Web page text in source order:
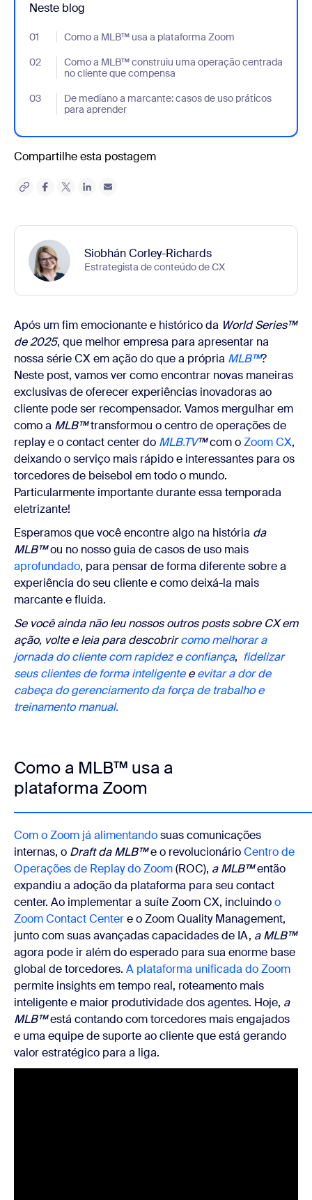
Neste blog
01 Como a MLB™ usa a plataforma Zoom
- Jumplink to Como a MLB™ usa a plataforma Zoom
02
Como a MLB™ construiu uma operação centrada
no cliente que compensa
- Jumplink to Como a MLB™ construiu uma operação centrada
03
De mediano a marcante: casos de uso práticos
para aprender
- Jumplink to De mediano a marcante: casos de uso práticos
Compartilhe esta postagem
Siobhán Corley-Richards
Estrategista de conteúdo de CX
Após um fim emocionante e histórico da World Series™
de 2025, que melhor empresa para apresentar na
nossa série CX em ação do que a própria MLB™?
Neste post, vamos ver como encontrar novas maneiras
exclusivas de oferecer experiências inovadoras ao
cliente pode ser recompensador. Vamos mergulhar em
como a MLB™transformou o centro de operações de
replay e o contact center do MLB.TV™com oZoom CX,
deixando o serviço mais rápido e interessantes para os
torcedores de beisebol em todo o mundo.
Particularmente importante durante essa temporada
eletrizante!
Esperamos que você encontre algo na história da
MLB™ou no nosso guia de casos de uso mais
aprofundado, para pensar de forma diferente sobre a
experiência do seu cliente e como deixá-la mais
marcante e fluida.
Se você ainda não leu nossos outros posts sobre CX em
ação, volte e leia para descobrircomo melhorar a
jornada do cliente com rapidez e confiança, fidelizar
seus clientes de forma inteligenteeevitar a dor de
cabeça do gerenciamento da força de trabalho e
treinamento manual.
Como a MLB™ usa a
plataforma Zoom
Com o Zoom já alimentandosuas comunicações
internas, o Draft da MLB™e o revolucionárioCentro de
Operações de Replay do Zoom(ROC), a MLB™então
expandiu a adoção da plataforma para seu contact
center. Ao implementara suíte Zoom CX, incluindoo
Zoom Contact Centere o Zoom Quality Management,
junto com suas avançadas capacidades de IA, a MLB™
agora pode ir além do esperado para sua enorme base
global de torcedores. A plataforma unificada do Zoom
permite insights em tempo real, roteamento mais
inteligente e maior produtividade dos agentes. Hoje, a
MLB™está contando com torcedores mais engajados
e uma equipe de suporte ao cliente que está gerando
valor estratégico para a liga.